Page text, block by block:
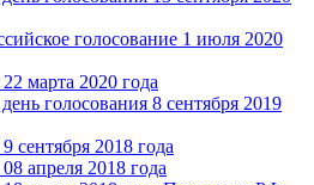
голосование 1 июля 2020
марта 2020 года
голосования 8 сентября 2019
сентября 2018 года
апреля 2018 года